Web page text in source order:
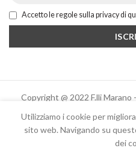
Accetto le regole sulla privacy di
Copyright @ 2022 F.lli
Utilizziamo i cookie per
sito web. Navigando su
dei